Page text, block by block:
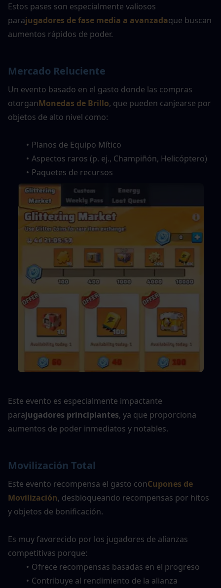
Estos pases son especialmente valiosos
parajugadores de fase media a avanzadaque buscan
aumentos rápidos de poder.
Mercado Reluciente
Un evento basado en el gasto donde las compras
otorganMonedas de Brillo, que pueden canjearse por
objetos de alto nivel como:
Planos de Equipo Mítico
Aspectos raros (p. ej., Champiñón, Helicóptero)
Paquetes de recursos
Este evento es especialmente impactante
parajugadores principiantes, ya que proporciona
aumentos de poder inmediatos y notables.
Movilización Total
Este evento recompensa el gasto conCupones de
Movilización, desbloqueando recompensas por hitos
y objetos de bonificación.
Es muy favorecido por los jugadores de alianzas
competitivas porque:
Ofrece recompensas basadas en el progreso
Contribuye al rendimiento de la alianza